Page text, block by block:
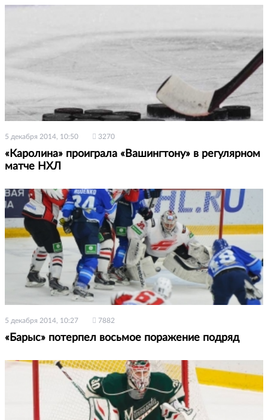
5 декабря 2014, 10:50 3270
«Каролина» проиграла «Вашингтону» в регулярном
матче НХЛ
5 декабря 2014, 10:27 7882
«Барыс» потерпел восьмое поражение подряд